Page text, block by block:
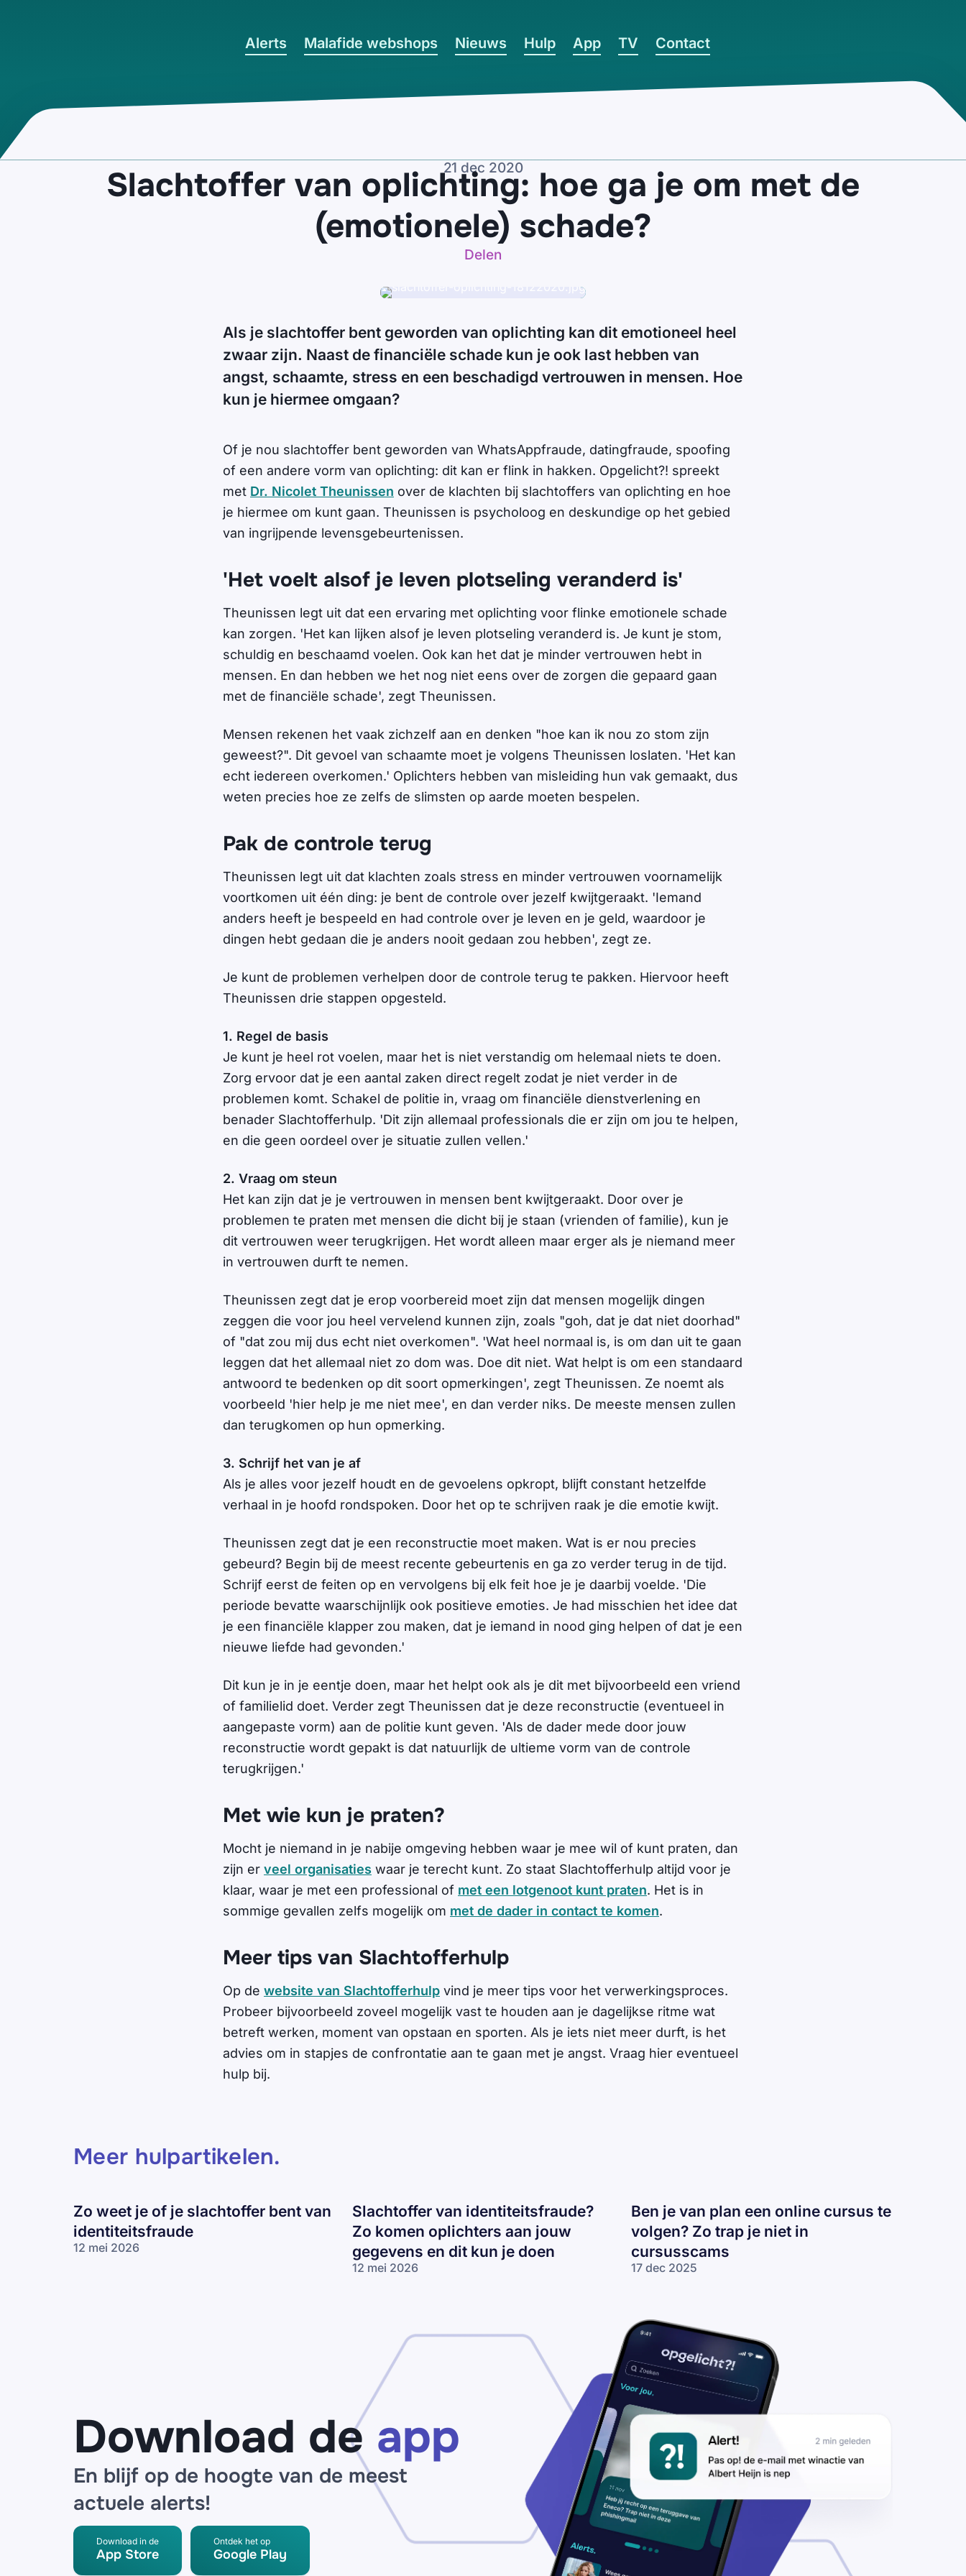
Alerts Malafide webshops Nieuws Hulp App TV Contact
21 dec 2020
Slachtoffer van oplichting: hoe ga je om met de
(emotionele) schade?
Delen
Als je slachtoffer bent geworden van oplichting kan dit emotioneel heel
zwaar zijn. Naast de financiële schade kun je ook last hebben van
angst, schaamte, stress en een beschadigd vertrouwen in mensen. Hoe
kun je hiermee omgaan?
Of je nou slachtoffer bent geworden van WhatsAppfraude, datingfraude, spoofing
of een andere vorm van oplichting: dit kan er flink in hakken. Opgelicht?! spreekt
met Dr. Nicolet Theunissen over de klachten bij slachtoffers van oplichting en hoe
je hiermee om kunt gaan. Theunissen is psycholoog en deskundige op het gebied
van ingrijpende levensgebeurtenissen.
'Het voelt alsof je leven plotseling veranderd is'
Theunissen legt uit dat een ervaring met oplichting voor flinke emotionele schade
kan zorgen. 'Het kan lijken alsof je leven plotseling veranderd is. Je kunt je stom,
schuldig en beschaamd voelen. Ook kan het dat je minder vertrouwen hebt in
mensen. En dan hebben we het nog niet eens over de zorgen die gepaard gaan
met de financiële schade', zegt Theunissen.
Mensen rekenen het vaak zichzelf aan en denken "hoe kan ik nou zo stom zijn
geweest?". Dit gevoel van schaamte moet je volgens Theunissen loslaten. 'Het kan
echt iedereen overkomen.' Oplichters hebben van misleiding hun vak gemaakt, dus
weten precies hoe ze zelfs de slimsten op aarde moeten bespelen.
Pak de controle terug
Theunissen legt uit dat klachten zoals stress en minder vertrouwen voornamelijk
voortkomen uit één ding: je bent de controle over jezelf kwijtgeraakt. 'Iemand
anders heeft je bespeeld en had controle over je leven en je geld, waardoor je
dingen hebt gedaan die je anders nooit gedaan zou hebben', zegt ze.
Je kunt de problemen verhelpen door de controle terug te pakken. Hiervoor heeft
Theunissen drie stappen opgesteld.
1. Regel de basis
Je kunt je heel rot voelen, maar het is niet verstandig om helemaal niets te doen.
Zorg ervoor dat je een aantal zaken direct regelt zodat je niet verder in de
problemen komt. Schakel de politie in, vraag om financiële dienstverlening en
benader Slachtofferhulp. 'Dit zijn allemaal professionals die er zijn om jou te helpen,
en die geen oordeel over je situatie zullen vellen.'
2. Vraag om steun
Het kan zijn dat je je vertrouwen in mensen bent kwijtgeraakt. Door over je
problemen te praten met mensen die dicht bij je staan (vrienden of familie), kun je
dit vertrouwen weer terugkrijgen. Het wordt alleen maar erger als je niemand meer
in vertrouwen durft te nemen.
Theunissen zegt dat je erop voorbereid moet zijn dat mensen mogelijk dingen
zeggen die voor jou heel vervelend kunnen zijn, zoals "goh, dat je dat niet doorhad"
of "dat zou mij dus echt niet overkomen". 'Wat heel normaal is, is om dan uit te gaan
leggen dat het allemaal niet zo dom was. Doe dit niet. Wat helpt is om een standaard
antwoord te bedenken op dit soort opmerkingen', zegt Theunissen. Ze noemt als
voorbeeld 'hier help je me niet mee', en dan verder niks. De meeste mensen zullen
dan terugkomen op hun opmerking.
3. Schrijf het van je af
Als je alles voor jezelf houdt en de gevoelens opkropt, blijft constant hetzelfde
verhaal in je hoofd rondspoken. Door het op te schrijven raak je die emotie kwijt.
Theunissen zegt dat je een reconstructie moet maken. Wat is er nou precies
gebeurd? Begin bij de meest recente gebeurtenis en ga zo verder terug in de tijd.
Schrijf eerst de feiten op en vervolgens bij elk feit hoe je je daarbij voelde. 'Die
periode bevatte waarschijnlijk ook positieve emoties. Je had misschien het idee dat
je een financiële klapper zou maken, dat je iemand in nood ging helpen of dat je een
nieuwe liefde had gevonden.'
Dit kun je in je eentje doen, maar het helpt ook als je dit met bijvoorbeeld een vriend
of familielid doet. Verder zegt Theunissen dat je deze reconstructie (eventueel in
aangepaste vorm) aan de politie kunt geven. 'Als de dader mede door jouw
reconstructie wordt gepakt is dat natuurlijk de ultieme vorm van de controle
terugkrijgen.'
Met wie kun je praten?
Mocht je niemand in je nabije omgeving hebben waar je mee wil of kunt praten, dan
zijn er veel organisaties waar je terecht kunt. Zo staat Slachtofferhulp altijd voor je
klaar, waar je met een professional of met een lotgenoot kunt praten. Het is in
sommige gevallen zelfs mogelijk om met de dader in contact te komen.
Meer tips van Slachtofferhulp
Op de website van Slachtofferhulp vind je meer tips voor het verwerkingsproces.
Probeer bijvoorbeeld zoveel mogelijk vast te houden aan je dagelijkse ritme wat
betreft werken, moment van opstaan en sporten. Als je iets niet meer durft, is het
advies om in stapjes de confrontatie aan te gaan met je angst. Vraag hier eventueel
hulp bij.
Meer hulpartikelen.
Zo weet je of je slachtoffer bent van
identiteitsfraude
12 mei 2026
Slachtoffer van identiteitsfraude?
Zo komen oplichters aan jouw
gegevens en dit kun je doen
12 mei 2026
jouw gegevens
en dit kun je
Ben je van plan een online cursus te
volgen? Zo trap je niet in
cursusscams
17 dec 2025
cursus te
volgen? Zo
trap je niet
in
cursusscams
Download de app
En blijf op de hoogte van de meest
actuele alerts!
Download in de
App Store
Ontdek het op
Google Play